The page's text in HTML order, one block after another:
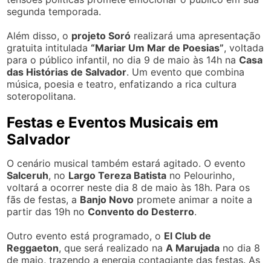
segunda temporada.
Além disso, o projeto Soró realizará uma apresentação
gratuita intitulada“Mariar Um Mar de Poesias”, voltada
para o público infantil, no dia 9 de maio às 14h naCasa
das Histórias de Salvador. Um evento que combina
música, poesia e teatro, enfatizando a rica cultura
soteropolitana.
Festas e Eventos Musicais em
Salvador
O cenário musical também estará agitado. O evento
Salceruh, no Largo Tereza Batista no Pelourinho,
voltará a ocorrer neste dia 8 de maio às 18h. Para os
fãs de festas, a Banjo Novo promete animar a noite a
partir das 19h noConvento do Desterro.
Outro evento está programado, o El Club de
Reggaeton, que será realizado na A Marujada no dia 8
de maio, trazendo a energia contagiante das festas. As